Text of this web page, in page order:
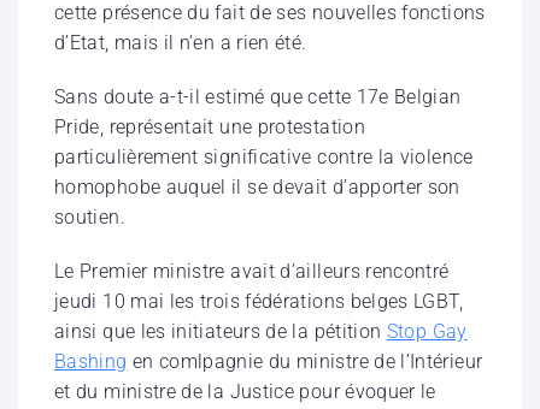
cette présence du fait de ses nouvelles fonctions
d’Etat, mais il n’en a rien été.
Sans doute a-t-il estimé que cette 17e Belgian
Pride, représentait une protestation
particulièrement significative contre la violence
homophobe auquel il se devait d’apporter son
soutien.
Le Premier ministre avait d’ailleurs rencontré
jeudi 10 mai les trois fédérations belges LGBT,
ainsi que les initiateurs de la pétition Stop Gay
Bashing en comlpagnie du ministre de l’Intérieur
et du ministre de la Justice pour évoquer le